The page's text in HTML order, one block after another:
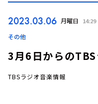
2023.03.06 月曜日 14:29
その他
3月6日からのTBS
TBSラジオ音楽情報